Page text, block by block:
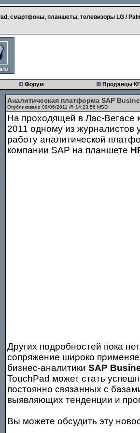
смартфоны, планшеты, телевизоры LG /
Форум Продавцы
Аналитическая платформа SAP
Опубликовано 09/06/2011 @ 14:23:56 MSD
На проходящей в Лас-Вегасе
2011 одному из журналистов
работу аналитической
компании SAP на планшете
Других подробностей пока
сопряжение широко
бизнес-аналитики SAP
TouchPad может стать
постоянно связанных с
выявляющих тенденции и
Вы можете обсудить эту